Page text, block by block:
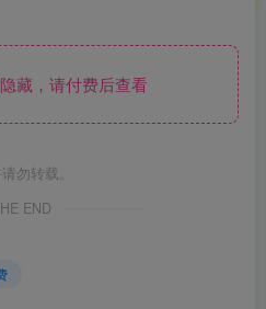
藏，请付费后查看
勿转载。
END